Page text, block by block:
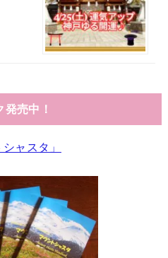
売中！
ャスタ」